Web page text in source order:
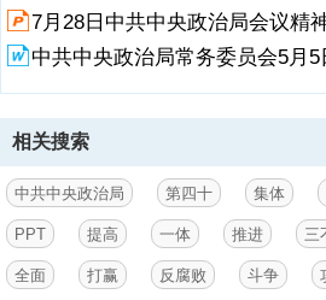
2、史周期率的有效途径。党通过前所未
持同人民群众的血肉联系、人民衷心拥护
团结统一、走在时代前列、带领人民实现
动。,健全了党中央统一领导、各级党委统
职能部门高效协同、人民群众参与支持的
建起党全面领导的反腐败工作格局,把治本
敬畏而“不敢”、因制度而“不能”、因觉悟
十八大以来，我们在反腐败斗争中取得了
以零容忍态度惩治腐败，坚决遏制增量、
理论和路线方针政策贯彻执行、
3、严重损害党的执政根基的腐败问题，坚
7月28日中共中央政治局会议精神PPT稳链强链
中共中央政治局常务委员会5月5日会议精神牢牢把握动
相关搜索
中共中央政治局 第四十 集体
PPT 提高 一体 推进 三
全面 打赢 反腐败 斗争